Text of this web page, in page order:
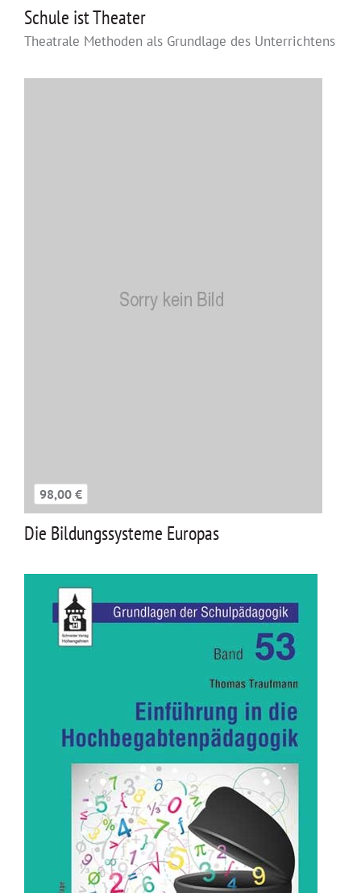
Schule ist Theater
Theatrale Methoden als Grundlage des Unterrichtens
98,00 €
Die Bildungssysteme Europas